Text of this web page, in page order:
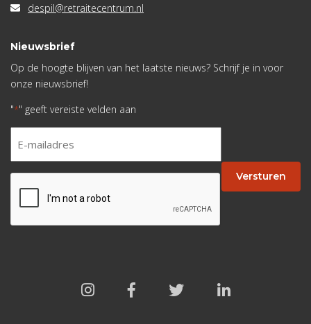
despil@retraitecentrum.nl
Nieuwsbrief
Op de hoogte blijven van het laatste nieuws? Schrijf je in voor
onze nieuwsbrief!
"*" geeft vereiste velden aan
* Versturen